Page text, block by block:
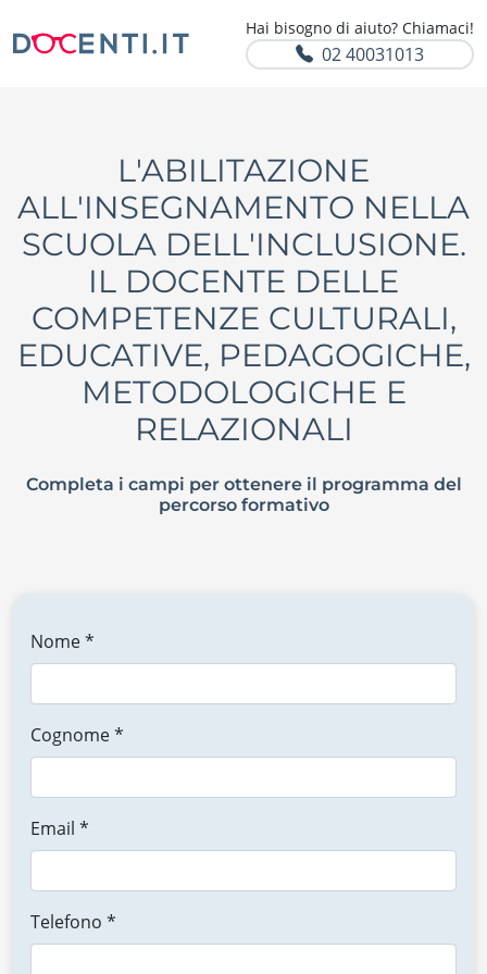
Hai bisogno di aiuto? Chiamaci!
02 40031013
L'ABILITAZIONE
ALL'INSEGNAMENTO NELLA
SCUOLA DELL'INCLUSIONE.
IL DOCENTE DELLE
COMPETENZE CULTURALI,
EDUCATIVE, PEDAGOGICHE,
METODOLOGICHE E
RELAZIONALI
Completa i campi per ottenere il programma del
percorso formativo
Nome *
Cognome *
Email *
Telefono *